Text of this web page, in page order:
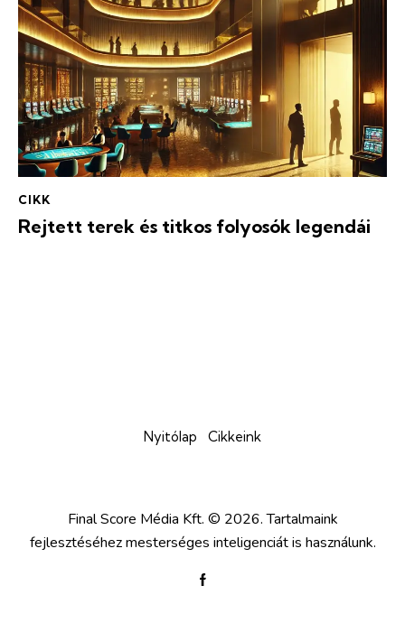
CIKK
Rejtett terek és titkos folyosók legendái
Nyitólap Cikkeink
Final Score Média Kft. © 2026. Tartalmaink
fejlesztéséhez mesterséges inteligenciát is használunk.